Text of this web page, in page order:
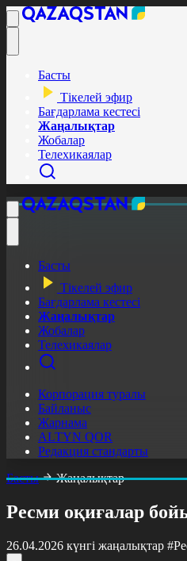
Басты
Тікелей эфир
Бағдарлама кестесі
Жаңалықтар
Жобалар
Телехикаялар
Басты
Тікелей эфир
Бағдарлама кестесі
Жаңалықтар
Жобалар
Телехикаялар
Корпорация туралы
Байланыс
Жарнама
ALTYN QOR
Редакция стандарты
Басты
Жаңалықтар
Ресми оқиғалар
26.04.2026 күнгі жаңалықтар